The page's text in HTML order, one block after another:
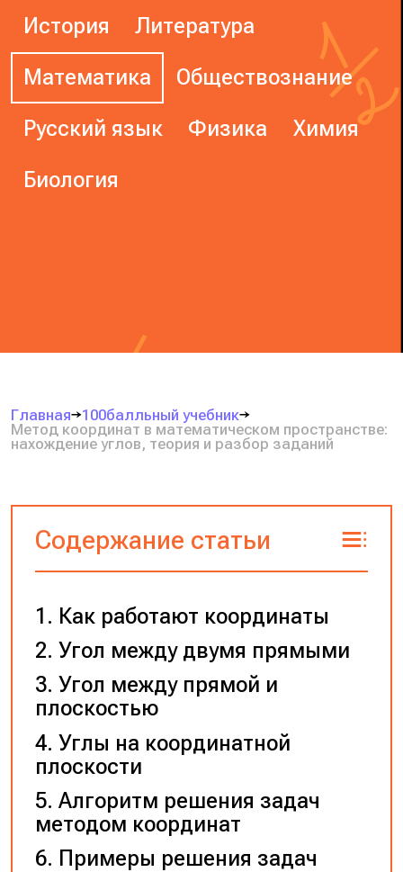
История Литература
Математика Обществознание
Русский язык Физика Химия
Биология
Главная
100балльный учебник
Метод координат в математическом пространстве:
нахождение углов, теория и разбор заданий
Содержание статьи
Как работают координаты
Угол между двумя прямыми
Угол между прямой и
плоскостью
Углы на координатной
плоскости
Алгоритм решения задач
методом координат
Примеры решения задач